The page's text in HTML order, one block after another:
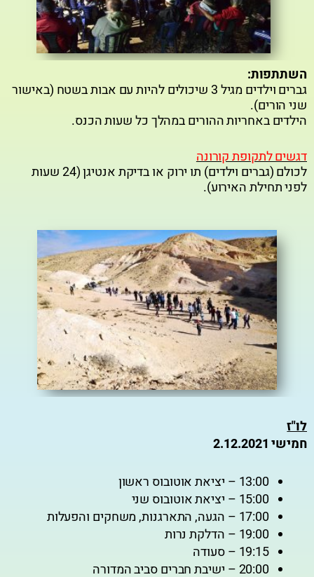
השתתפות:
גברים וילדים מגיל 3 שיכולים להיות עם אבות בשטח (באישור
שני הורים).
הילדים באחריות ההורים במהלך כל שעות הכנס.
דגשים לתקופת קורונה
לכולם (גברים וילדים) תו ירוק או בדיקת אנטיגן (24 שעות
לפני תחילת האירוע).
לו"ז
חמישי 2.12.2021
13:00 – יציאת אוטובוס ראשון
15:00 – יציאת אוטובוס שני
17:00 – הגעה, התארגנות, משחקים והפעלות
19:00 – הדלקת נרות
19:15 – סעודה
20:00 – ישיבת חברים סביב המדורה